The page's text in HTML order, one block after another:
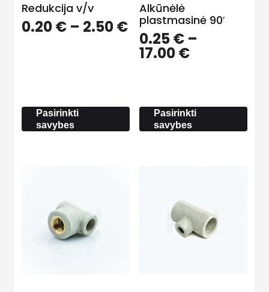
Redukcija v/v
0.20€ – 2.50€Price
range:
0.20 €
Pasirinkti
savybes
Alkūnėlė
plastmasinė 90′
0.25€ –
17.00€Price
17.00 €
Pasirinkti
savybes